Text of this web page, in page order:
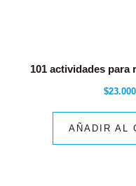
101 actividades para
$
AÑADIR AL